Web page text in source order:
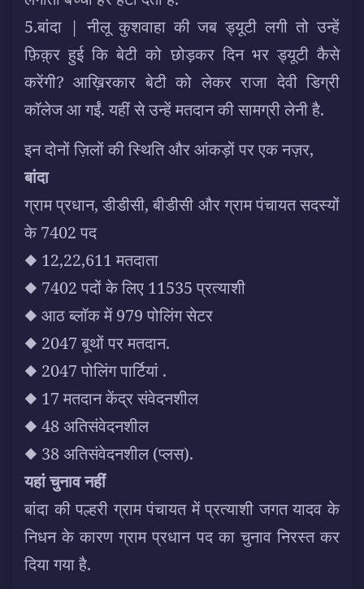
5.बांदा | नीलू कुशवाहा की जब ड्यूटी लगी तो उन्हें
फ़िक़्र हुई कि बेटी को छोड़कर दिन भर ड्यूटी कैसे
करेंगी? आख़िरकार बेटी को लेकर राजा देवी डिग्री
कॉलेज आ गईं. यहीं से उन्हें मतदान की सामग्री लेनी है.
इन दोनों ज़िलों की स्थिति और आंकड़ों पर एक नज़र,
बांदा
ग्राम प्रधान, डीडीसी, बीडीसी और ग्राम पंचायत सदस्यों
के 7402 पद
◆ 12,22,611 मतदाता
◆ 7402 पदों के लिए 11535 प्रत्याशी
◆ आठ ब्लॉक में 979 पोलिंग सेटर
◆ 2047 बूथों पर मतदान.
◆ 2047 पोलिंग पार्टियां .
◆ 17 मतदान केंद्र संवेदनशील
◆ 48 अतिसंवेदनशील
◆ 38 अतिसंवेदनशील (प्लस).
यहां चुनाव नहीं
बांदा की पल्हरी ग्राम पंचायत में प्रत्याशी जगत यादव के
निधन के कारण ग्राम प्रधान पद का चुनाव निरस्त कर
दिया गया है.